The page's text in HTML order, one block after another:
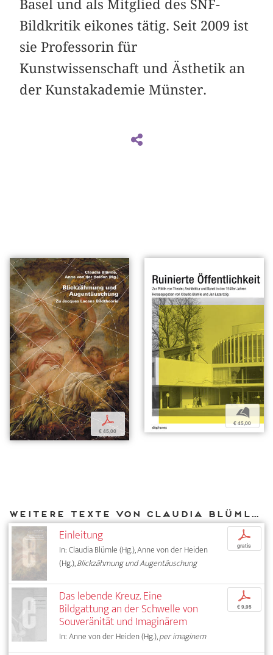
Basel und als Mitglied des SNF-
Bildkritik eikones tätig. Seit 2009 ist
sie Professorin für
Kunstwissenschaft und Ästhetik an
der Kunstakademie Münster.
p
€ 45,00
b
€ 45,00
Weitere Texte von Claudia Blümle bei DIAPHANES
Einleitung
In: Claudia Blümle (Hg.), Anne von der Heiden
(Hg.),Blickzähmung und Augentäuschung
p
gratis
Das lebende Kreuz. Eine
Bildgattung an der Schwelle von
Souveränität und Imaginärem
In: Anne von der Heiden (Hg.),per imaginem
p
€ 9,95